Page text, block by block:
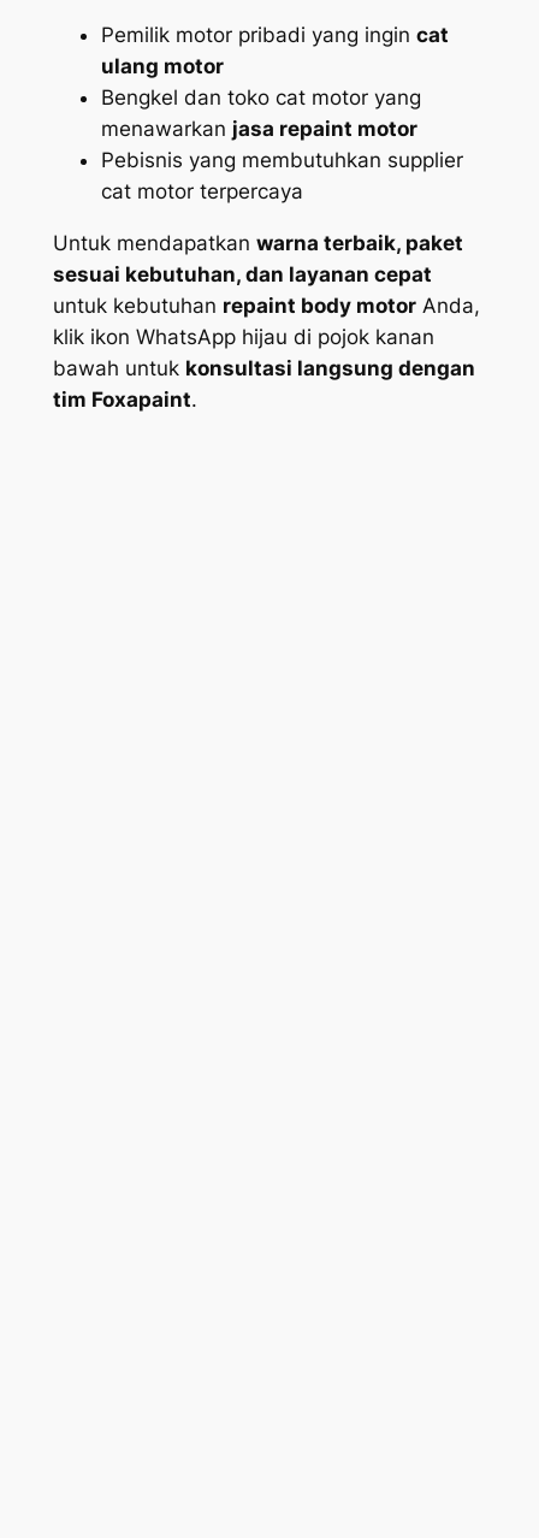
Pemilik motor pribadi yang ingin cat
ulang motor
Bengkel dan toko cat motor yang
menawarkan jasa repaint motor
Pebisnis yang membutuhkan supplier
cat motor terpercaya
Untuk mendapatkan warna terbaik, paket
sesuai kebutuhan, dan layanan cepat
untuk kebutuhan repaint body motorAnda,
klik ikon WhatsApp hijau di pojok kanan
bawah untuk konsultasi langsung dengan
tim Foxapaint.